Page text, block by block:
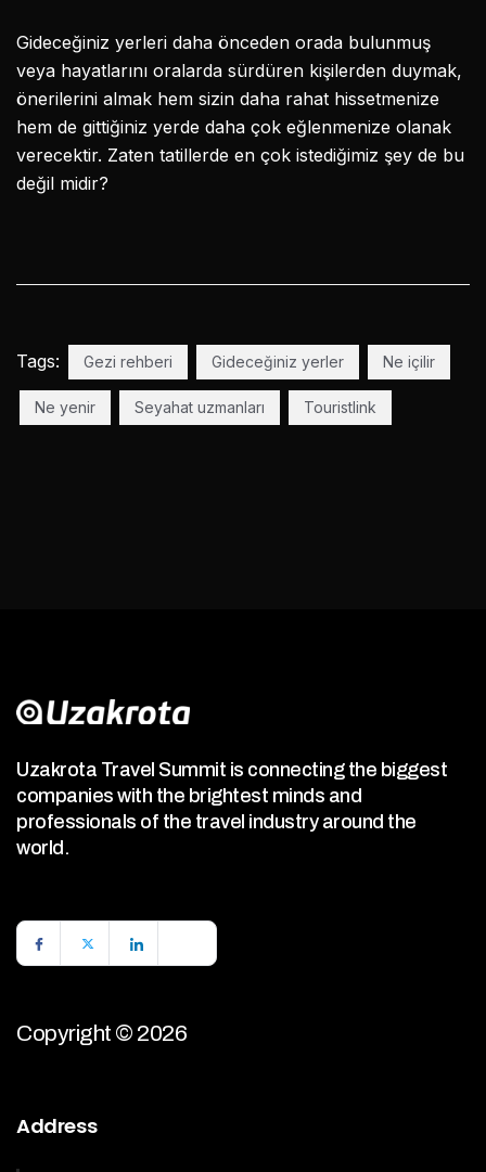
Gideceğiniz yerleri daha önceden orada bulunmuş
veya hayatlarını oralarda sürdüren kişilerden duymak,
önerilerini almak hem sizin daha rahat hissetmenize
hem de gittiğiniz yerde daha çok eğlenmenize olanak
verecektir. Zaten tatillerde en çok istediğimiz şey de bu
değil midir?
Tags: Gezi rehberi Gideceğiniz yerler Ne içilir
Ne yenir Seyahat uzmanları Touristlink
Uzakrota Travel Summit is connecting the biggest
companies with the brightest minds and
professionals of the travel industry around the
world.
Copyright © 2026
Address